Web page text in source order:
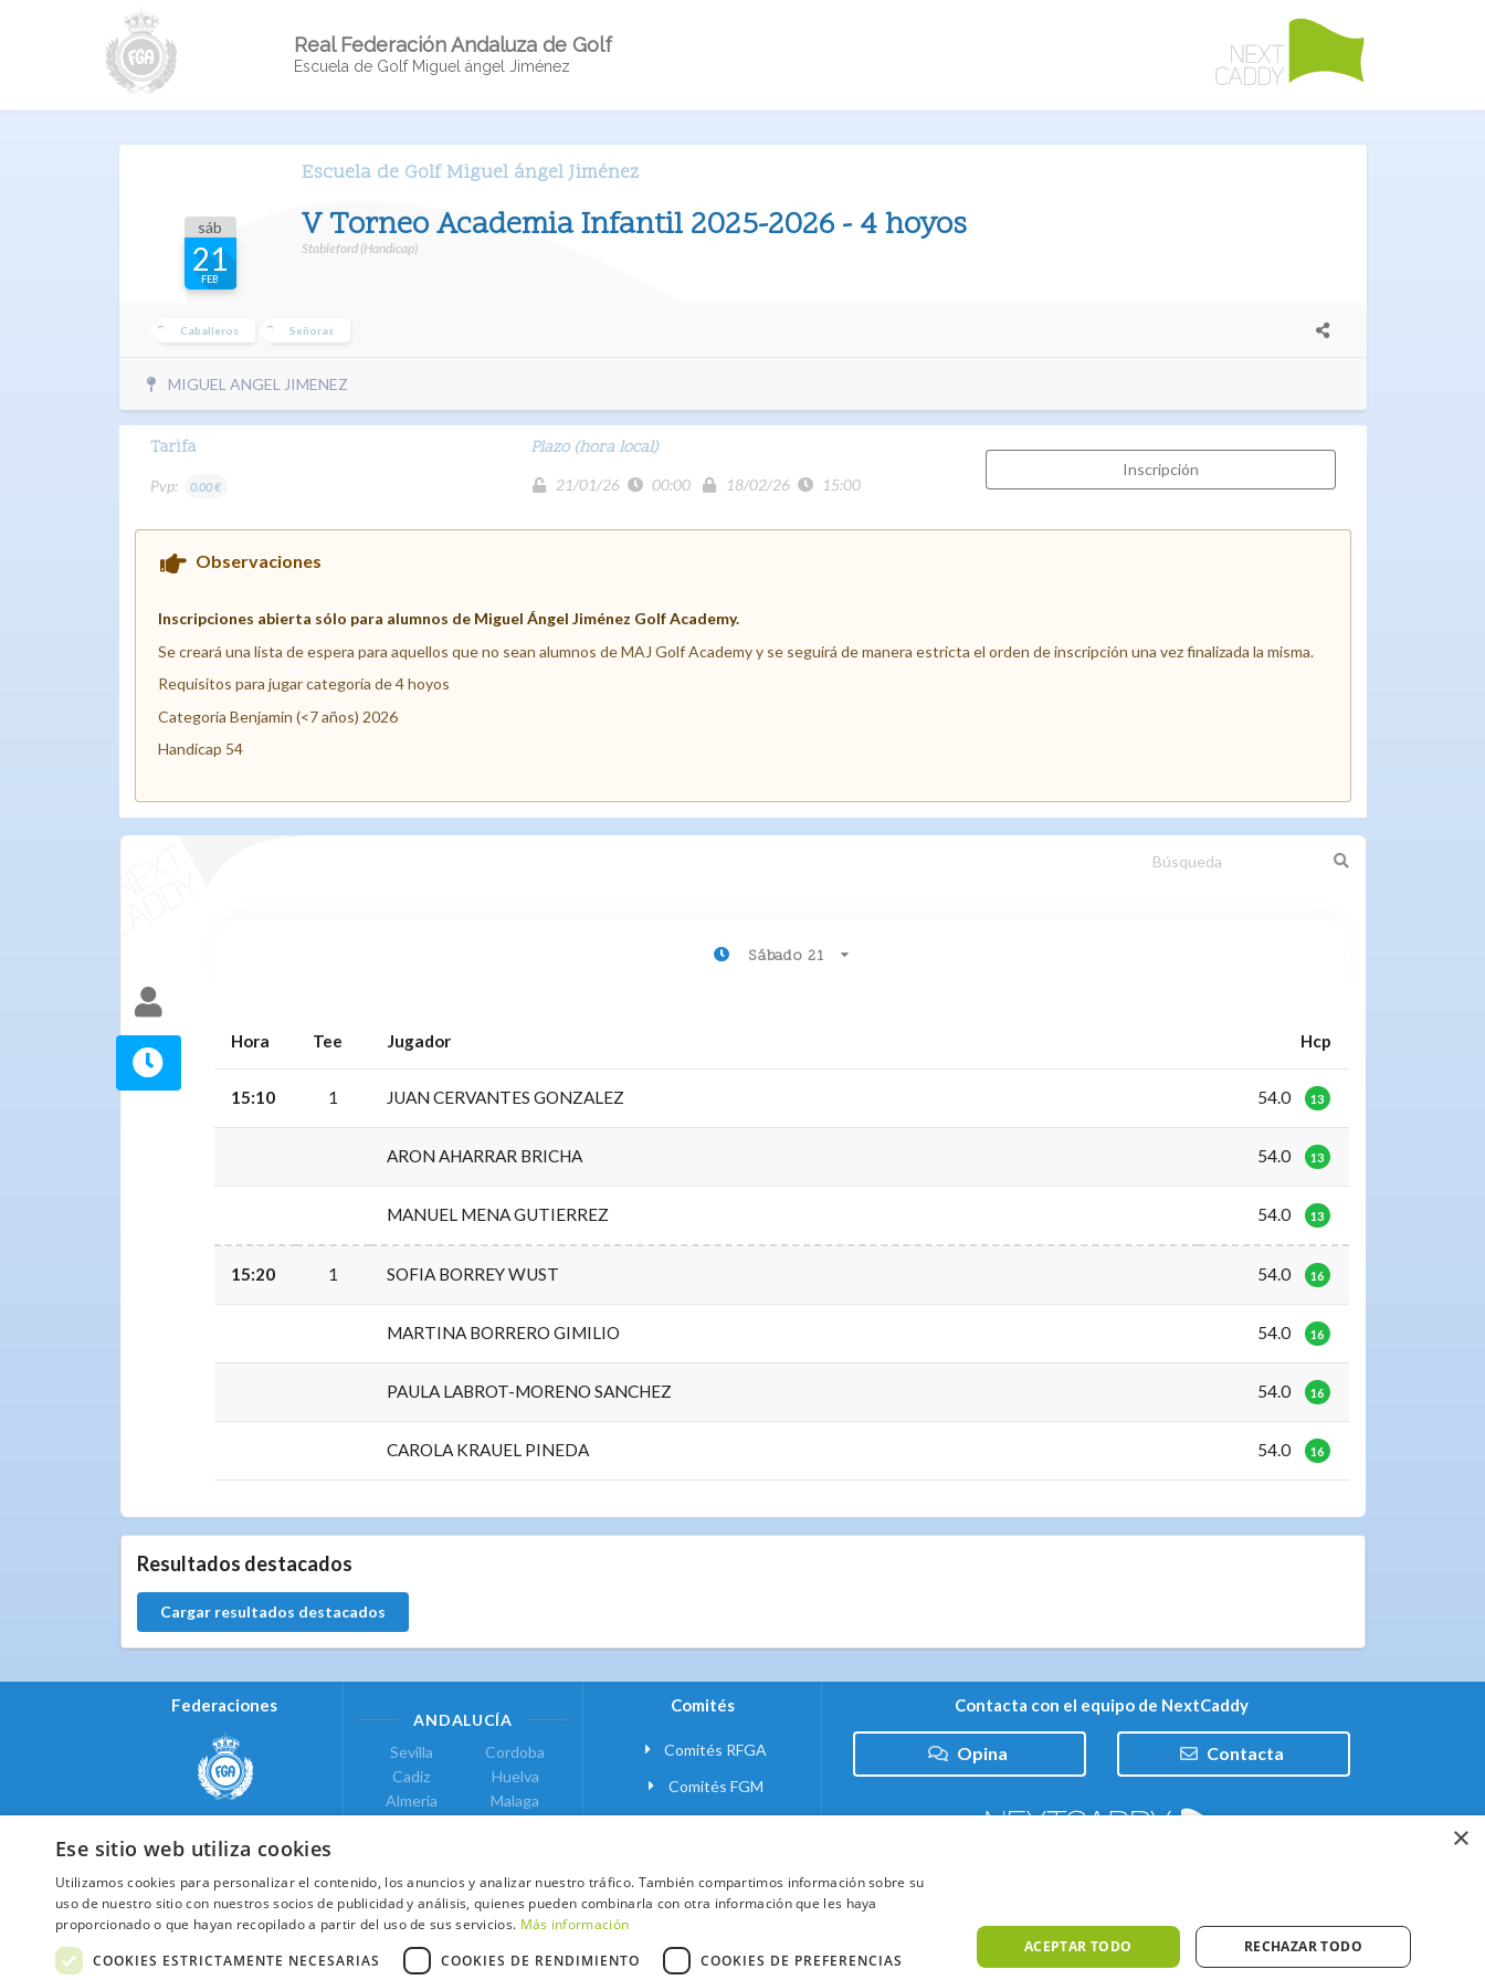
Real Federación Andaluza de Golf
Escuela de Golf Miguel ángel Jiménez
Escuela de Golf Miguel ángel Jiménez
sáb
21
FEB
V Torneo Academia Infantil 2025-2026 - 4 hoyos
Stableford (Handicap)
Caballeros Señoras
MIGUEL ANGEL JIMENEZ
Tarifa
Pvp: 0.00 €
Plazo (hora local)
21/01/26 00:00 18/02/26 15:00
Inscripción
Observaciones
Inscripciones abierta sólo para alumnos de Miguel Ángel Jiménez Golf Academy.
Se creará una lista de espera para aquellos que no sean alumnos de MAJ Golf Academy y se seguirá de manera estricta el orden de inscripción una vez finalizada la misma.
Requisitos para jugar categoría de 4 hoyos
Categoría Benjamin (<7 años) 2026
Handicap 54
Sábado 21
Hora Tee Jugador Hcp
15:10 1 JUAN CERVANTES GONZALEZ 54.0 13
ARON AHARRAR BRICHA 54.0 13
MANUEL MENA GUTIERREZ 54.0 13
15:20 1 SOFIA BORREY WUST 54.0 16
MARTINA BORRERO GIMILIO 54.0 16
PAULA LABROT-MORENO SANCHEZ 54.0 16
CAROLA KRAUEL PINEDA 54.0 16
Resultados destacados
Cargar resultados destacados
Federaciones
Real Federación Andaluza de
Golf
Federación de Golf de Madrid
ANDALUCÍA
Sevilla
Cadiz
Almeria
Cordoba
Huelva
Malaga
Valencia
COMUNIDAD DE MADRID
Madrid
Comités
Comités RFGA
Comités FGM
Contacta con el equipo de NextCaddy
Opina Contacta
×
Ese sitio web utiliza cookies
Utilizamos cookies para personalizar el contenido, los anuncios y analizar nuestro tráfico. También compartimos información sobre su
uso de nuestro sitio con nuestros socios de publicidad y análisis, quienes pueden combinarla con otra información que les haya
proporcionado o que hayan recopilado a partir del uso de sus servicios. Más información
COOKIES ESTRICTAMENTE NECESARIAS
COOKIES DE RENDIMIENTO COOKIES DE PREFERENCIAS
ACEPTAR TODO RECHAZAR TODO